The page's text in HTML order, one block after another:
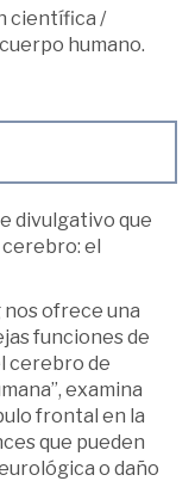
científica /
humano.
divulgativo que
el
ofrece una
funciones de
cerebro de
examina
frontal en la
que pueden
o daño